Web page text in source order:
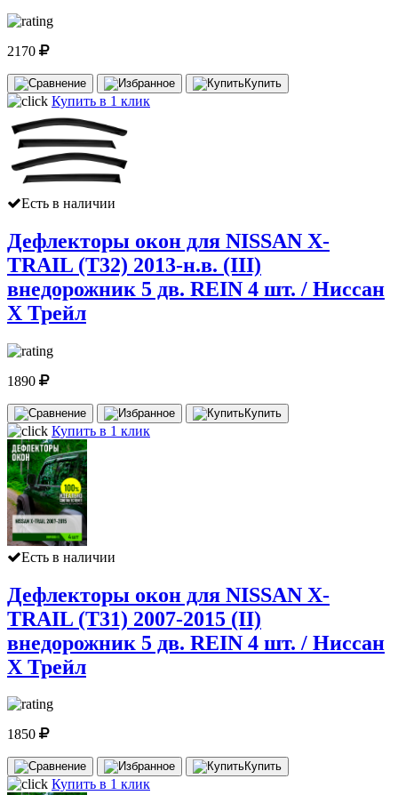
2170
Купить
Купить в 1 клик
Есть в наличии
Дефлекторы окон для NISSAN X-
TRAIL (Т32) 2013-н.в. (III)
внедорожник 5 дв. REIN 4 шт. / Ниссан
Х Трейл
1890
Купить
Купить в 1 клик
Есть в наличии
Дефлекторы окон для NISSAN X-
TRAIL (Т31) 2007-2015 (II)
внедорожник 5 дв. REIN 4 шт. / Ниссан
Х Трейл
1850
Купить
Купить в 1 клик